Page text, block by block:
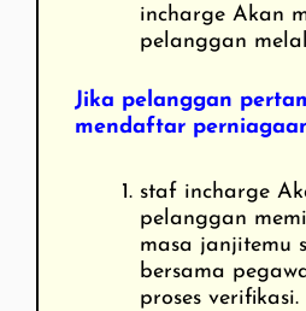
incharge Akan
pelanggan
Jika pelanggan
mendaftar
staf incharge
pelanggan
masa janjitemu
bersama
proses verifikasi.